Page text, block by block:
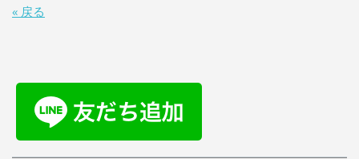
« 戻る